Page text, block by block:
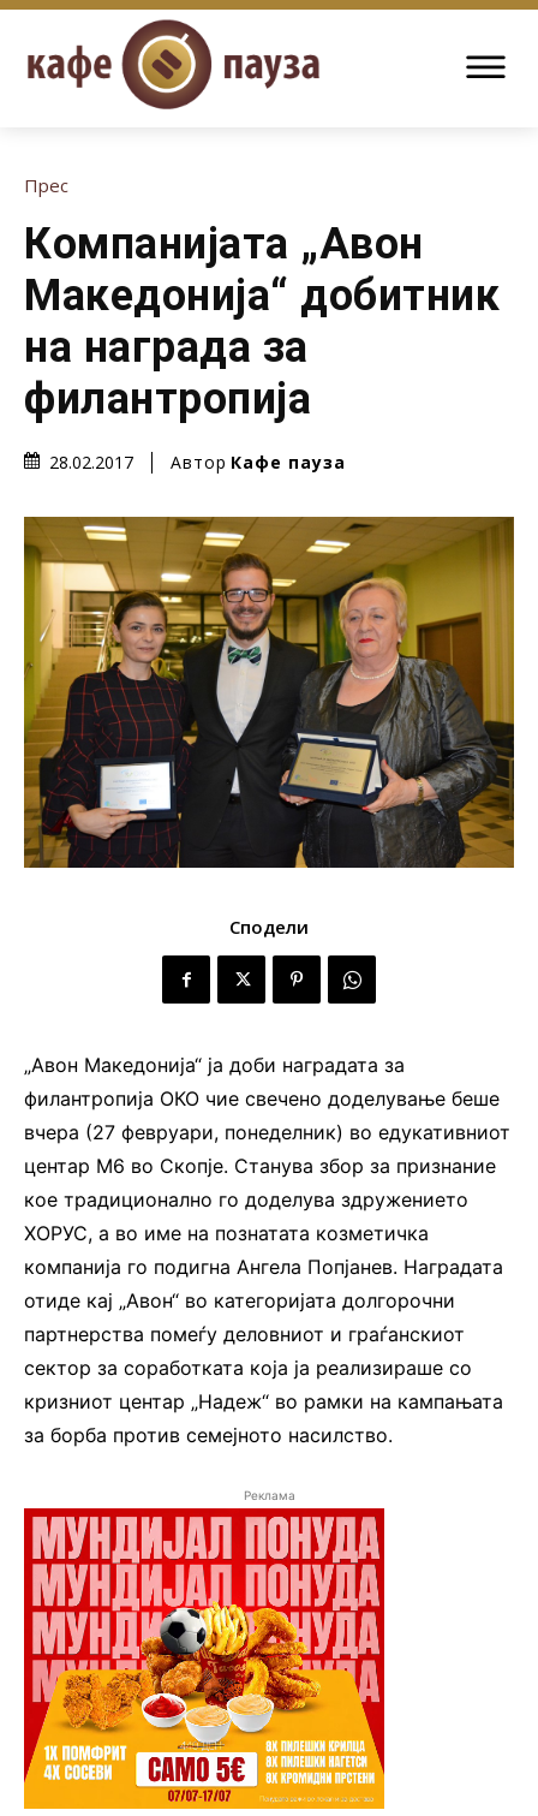
Прес
Компанијата „Авон
Македонија“ добитник
на награда за
филантропија
28.02.2017 Автор Кафе пауза
Сподели
„Авон Македонија“ ја доби наградата за
филантропија ОКО чие свечено доделување беше
вчера (27 февруари, понеделник) во едукативниот
центар М6 во Скопје. Станува збор за признание
кое традиционално го доделува здружението
ХОРУС, а во име на познатата козметичка
компанија го подигна Ангела Попјанев. Наградата
отиде кај „Авон“ во категоријата долгорочни
партнерства помеѓу деловниот и граѓанскиот
сектор за соработката која ја реализираше со
кризниот центар „Надеж“ во рамки на кампањата
за борба против семејното насилство.
Реклама